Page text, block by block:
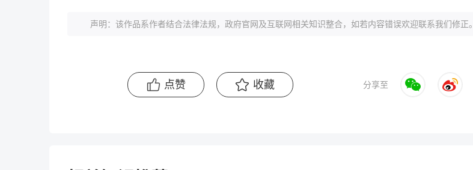
声明：该作品系作者结合法律法规，政府官网及互联网相关知识整合，如若内容错误欢迎联系我们修正。
点赞 收藏 分享至